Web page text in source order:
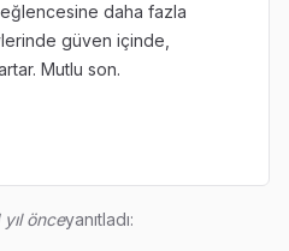
daha fazla
güven içinde,
Mutlu son.
yıl önceyanıtladı: